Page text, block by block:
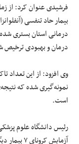
بیمار حاد تنفسی
درمان و بهبودی ترخیص شده‌اند و ۱۰۷ نفر نیز
است.
رئیس دانشگاه علوم
آزمایش کرونای ۷ بیمار دیگر در استان (